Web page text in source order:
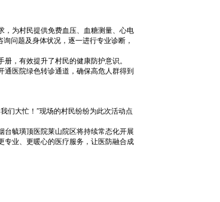
，为村民提供免费血压、血糖测量、心电
问题及身体状况，逐一进行专业诊断，
，有效提升了村民的健康防护意识。
医院绿色转诊通道，确保高危人群得到
们大忙！”现场的村民纷纷为此次活动点
台毓璜顶医院莱山院区将持续常态化开展
专业、更暖心的医疗服务，让医防融合成